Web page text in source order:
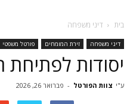
בית דיני משפחה
דיני משפחה זירת המומחים פורטל משפטי
יסודות לפתיחת
ע"י צוות הפורטל - פברואר 26, 2026